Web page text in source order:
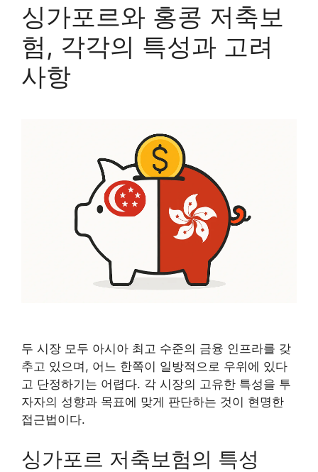
싱가포르와 홍콩 저축보
험, 각각의 특성과 고려
사항
두 시장 모두 아시아 최고 수준의 금융 인프라를 갖
추고 있으며, 어느 한쪽이 일방적으로 우위에 있다
고 단정하기는 어렵다. 각 시장의 고유한 특성을 투
자자의 성향과 목표에 맞게 판단하는 것이 현명한
접근법이다.
싱가포르 저축보험의 특성